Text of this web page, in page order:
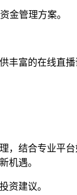
金管理方案。
丰富的在线直
，结合专业平
机遇。
资建议。